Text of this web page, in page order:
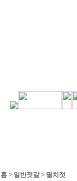
홈 > 일반젓갈> 멸치젓